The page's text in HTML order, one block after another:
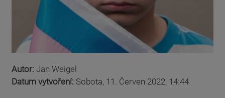
Autor: Jan Weigel
Datum vytvoření: Sobota, 11. Červen 2022, 14:44